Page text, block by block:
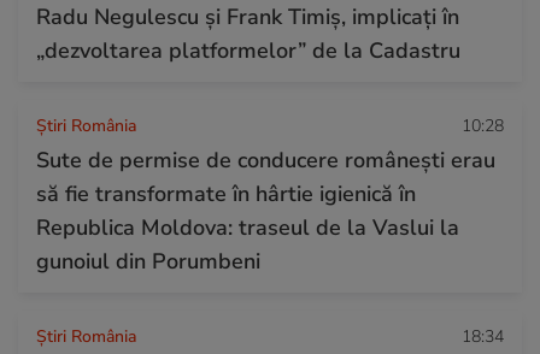
Radu Negulescu și Frank Timiș, implicați în
„dezvoltarea platformelor” de la Cadastru
Știri România 10:28
Sute de permise de conducere românești erau
să fie transformate în hârtie igienică în
Republica Moldova: traseul de la Vaslui la
gunoiul din Porumbeni
Știri România 18:34